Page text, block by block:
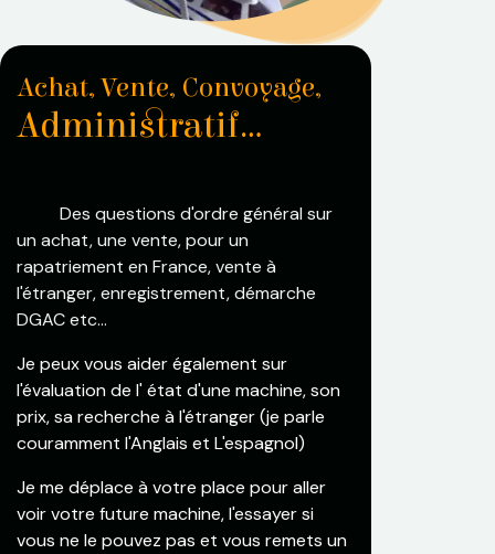
Achat, Vente, Convoyage,
Administratif...
​Des questions d'ordre général sur
un achat, une vente, pour un
rapatriement en France, vente à
l'étranger, enregistrement, démarche
DGAC etc...
Je peuxvous aider également sur
l'évaluation de l' état d'une machine, son
prix, sa recherche à l'étranger (je parle
couramment l'Anglais et L'espagnol)
Je me déplace à votre place pour aller
voir votre future machine, l'essayer si
vous ne le pouvez pas et vous remets un